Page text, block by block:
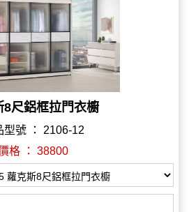
8尺鋁框拉門衣櫥
型號 ： 2106-12
格 ： 38800